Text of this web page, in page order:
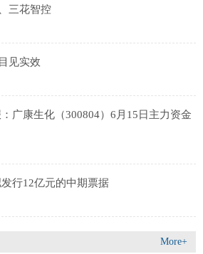
三花智控
见实效
广康生化（300804）6月15日主力资金
行12亿元的中期票据
More+